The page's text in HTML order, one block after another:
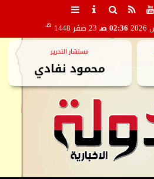
02:36 صـ 23 صفر 1448 هـ
مستشار التحرير
محمود نفادي